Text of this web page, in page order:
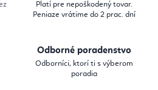
Platí pre nepoškodený tovar.
Peniaze vrátime do 2 prac. dní
Odborné poradenstvo
Odborníci, ktorí ti s výberom
poradia